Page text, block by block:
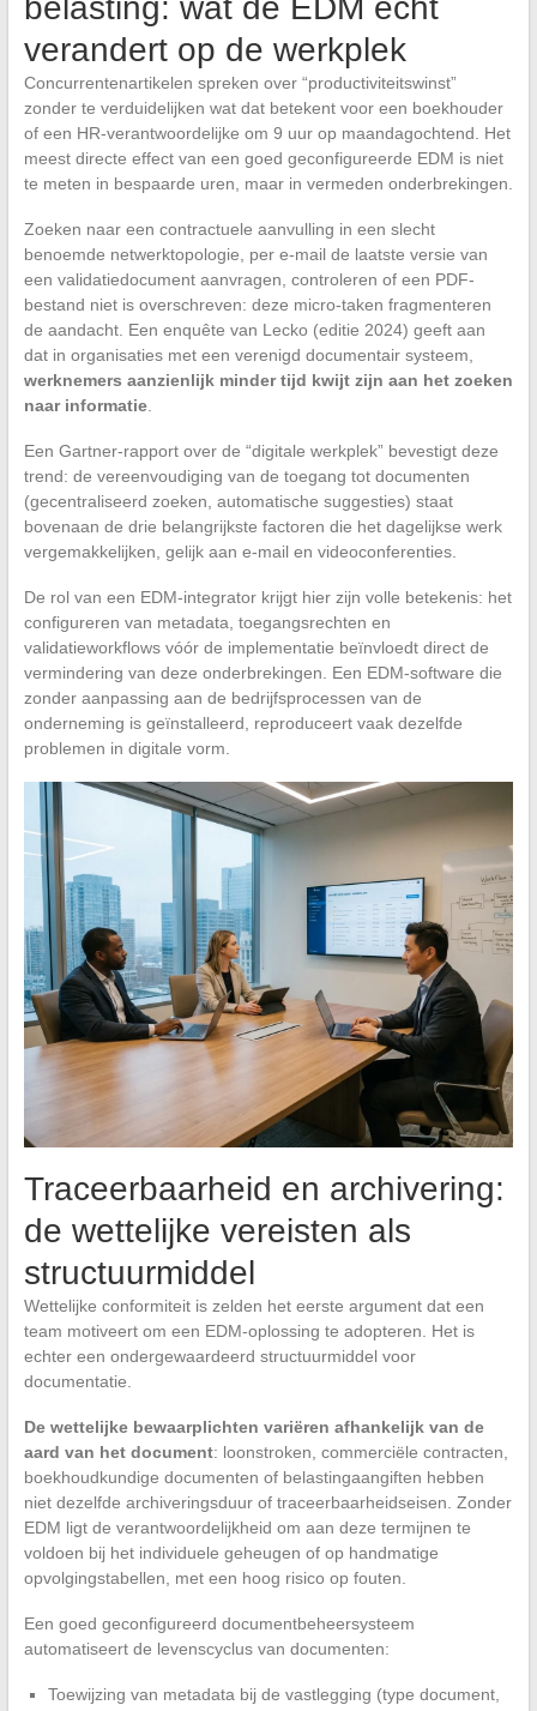
belasting: wat de EDM echt
verandert op de werkplek
Concurrentenartikelen spreken over “productiviteitswinst”
zonder te verduidelijken wat dat betekent voor een boekhouder
of een HR-verantwoordelijke om 9 uur op maandagochtend. Het
meest directe effect van een goed geconfigureerde EDM is niet
te meten in bespaarde uren, maar in vermeden onderbrekingen.
Zoeken naar een contractuele aanvulling in een slecht
benoemde netwerktopologie, per e-mail de laatste versie van
een validatiedocument aanvragen, controleren of een PDF-
bestand niet is overschreven: deze micro-taken fragmenteren
de aandacht. Een enquête van Lecko (editie 2024) geeft aan
dat in organisaties met een verenigd documentair systeem,
werknemers aanzienlijk minder tijd kwijt zijn aan het zoeken
naar informatie.
Een Gartner-rapport over de “digitale werkplek” bevestigt deze
trend: de vereenvoudiging van de toegang tot documenten
(gecentraliseerd zoeken, automatische suggesties) staat
bovenaan de drie belangrijkste factoren die het dagelijkse werk
vergemakkelijken, gelijk aan e-mail en videoconferenties.
De rol van een EDM-integrator krijgt hier zijn volle betekenis: het
configureren van metadata, toegangsrechten en
validatieworkflows vóór de implementatie beïnvloedt direct de
vermindering van deze onderbrekingen. Een EDM-software die
zonder aanpassing aan de bedrijfsprocessen van de
onderneming is geïnstalleerd, reproduceert vaak dezelfde
problemen in digitale vorm.
Traceerbaarheid en archivering:
de wettelijke vereisten als
structuurmiddel
Wettelijke conformiteit is zelden het eerste argument dat een
team motiveert om een EDM-oplossing te adopteren. Het is
echter een ondergewaardeerd structuurmiddel voor
documentatie.
De wettelijke bewaarplichten variëren afhankelijk van de
aard van het document: loonstroken, commerciële contracten,
boekhoudkundige documenten of belastingaangiften hebben
niet dezelfde archiveringsduur of traceerbaarheidseisen. Zonder
EDM ligt de verantwoordelijkheid om aan deze termijnen te
voldoen bij het individuele geheugen of op handmatige
opvolgingstabellen, met een hoog risico op fouten.
Een goed geconfigureerd documentbeheersysteem
automatiseert de levenscyclus van documenten:
Toewijzing van metadata bij de vastlegging (type document,